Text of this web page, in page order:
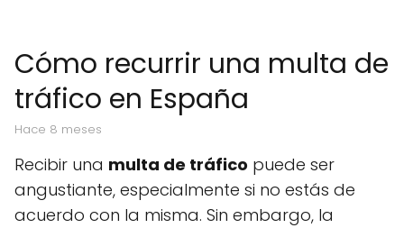
Cómo recurrir una multa de
tráfico en España
hace 8 meses
Recibir una multa de tráfico puede ser
angustiante, especialmente si no estás de
acuerdo con la misma. Sin embargo, la